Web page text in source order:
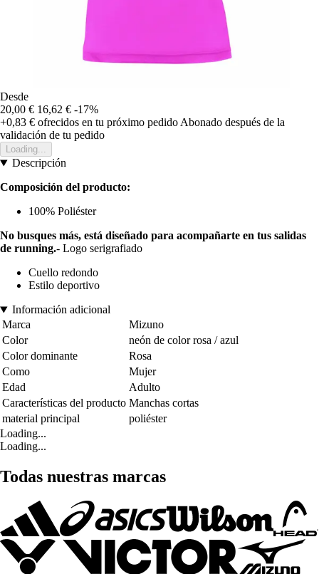
Desde
20,00 € 16,62 € -17%
+0,83 € ofrecidos en tu próximo pedido Abonado después de la
validación de tu pedido
Loading...
Descripción
Composición del producto:
100% Poliéster
No busques más, está diseñado para acompañarte en tus salidas
de running.- Logo serigrafiado
Cuello redondo
Estilo deportivo
Información adicional
Marca
Mizuno
Color
neón de color rosa / azul
Color dominante
Rosa
Como
Mujer
Edad
Adulto
Características del producto Manchas cortas
material principal
poliéster
Loading...
Loading...
Todas nuestras marcas